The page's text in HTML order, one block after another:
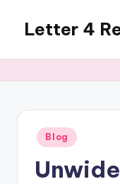
content
Letter 4
revealing
topics
Posted
in
Blog